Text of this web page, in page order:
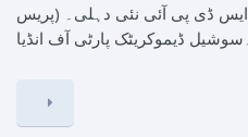
ڈی پی آئی نئی دہلی۔ (پریس